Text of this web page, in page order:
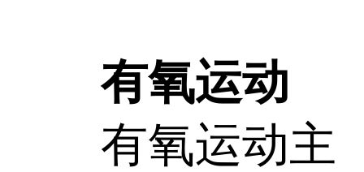
有氧运动
有氧运动主